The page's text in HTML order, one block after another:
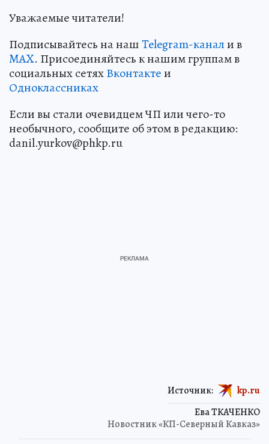
Уважаемые читатели!
Подписывайтесь на нашTelegram-канали в
MAX. Присоединяйтесь к нашим группам в
социальных сетяхВконтактеи
Одноклассниках
Если вы стали очевидцем ЧП или чего-то
необычного, сообщите об этом в редакцию:
danil.yurkov@phkp.ru
Ева ТКАЧЕНКО
Новостник «КП-Северный Кавказ»
Источник: kp.ru